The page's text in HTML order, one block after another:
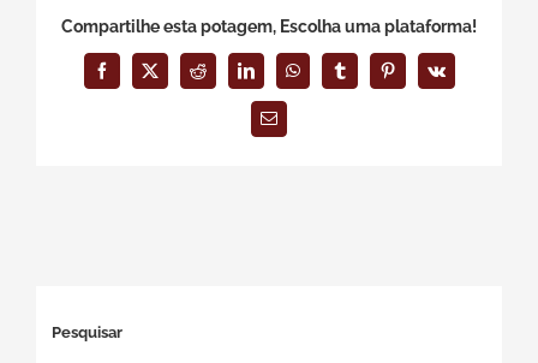
Compartilhe esta potagem, Escolha uma plataforma!
Facebook
X Reddit LinkedInWhatsAppTumblrPinterest
Vk
E-
mail
Pesquisar